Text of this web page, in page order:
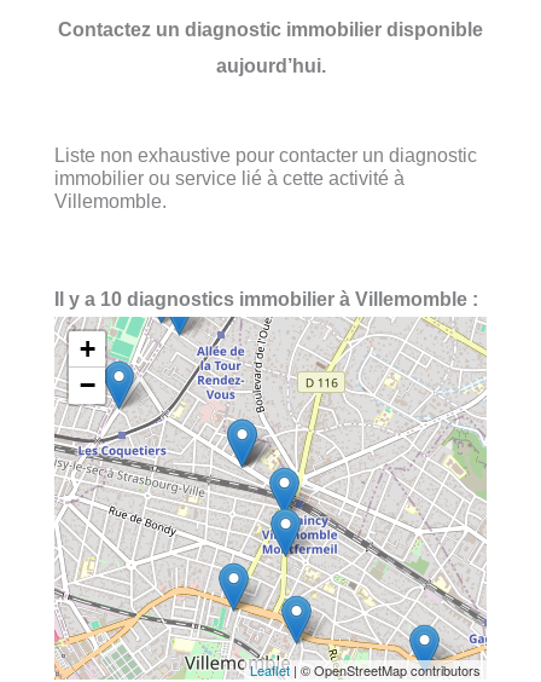
Contactez un diagnostic immobilier disponible
aujourd’hui.
Liste non exhaustive pour contacter un diagnostic
immobilier ou service lié à cette activité à
Villemomble.
Il y a 10 diagnostics immobilier à Villemomble :
+
−
Leaflet | © OpenStreetMap contributors